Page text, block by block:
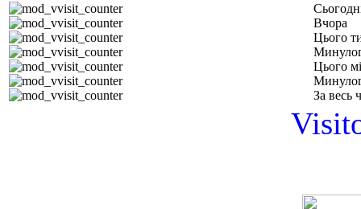
Вчора
Цього
Цього
За весь